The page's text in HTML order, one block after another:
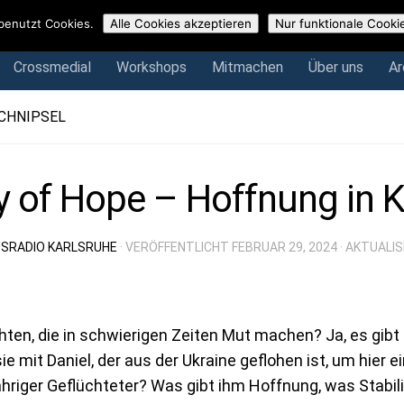
Crossmedial Workshops Mitmachen Über uns
Crossmedial Workshops Mitmachen Über uns
of Hope – Hoffnung in
KARLSRUHE · VERÖFFENTLICHT FEBRUAR 29, 2024 ·
die in schwierigen Zeiten Mut machen? Ja, es
mit Daniel, der aus der Ukraine geflohen ist, um hier
Geflüchteter? Was gibt ihm Hoffnung, was
Cookies. Alle Cookies akzeptieren Nur funktionale